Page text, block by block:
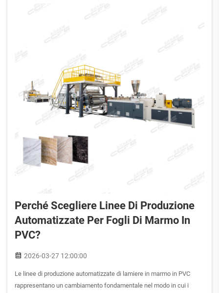
Perché Scegliere Linee Di Produzione
Automatizzate Per Fogli Di Marmo In
PVC?
2026-03-27 12:00:00
Le linee di produzione automatizzate di lamiere in marmo in PVC
rappresentano un cambiamento fondamentale nel modo in cui i